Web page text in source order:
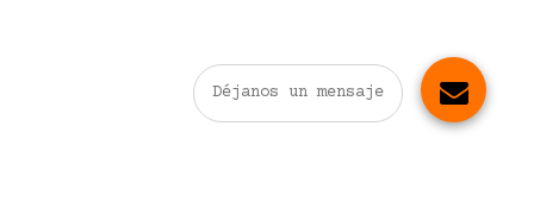
Déjanos un mensaje